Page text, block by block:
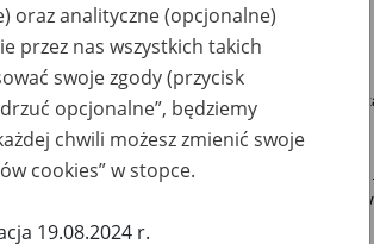
swoje dane zapisane na koncie w ZUS,
do informacji o stanie konta ubezpieczonego,
do informacji o wystawionych zwolnieniach
składek (np. przedsiębiorcą)
z aplikacji ePłatnik, za pomocą której
wypełnisz i przekażesz dokumenty
oraz analityczne (opcjonalne)
przez nas wszystkich takich
swoje zgody (przycisk
opcjonalne”, będziemy
chwili możesz zmienić swoje
cookies” w stopce.
19.08.2024 r.